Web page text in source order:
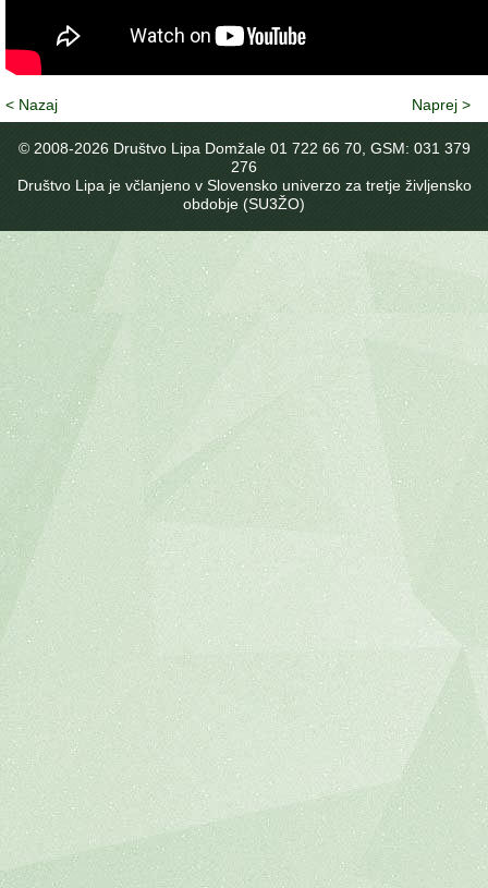
< Nazaj Naprej >
© 2008-2026 Društvo Lipa Domžale 01 722 66 70, GSM: 031 379
276
Društvo Lipa je včlanjeno v Slovensko univerzo za tretje življensko
obdobje (SU3ŽO)